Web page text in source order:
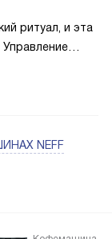
ритуал, и эта
всего делаю
системы
мама в гости, и
NEFF